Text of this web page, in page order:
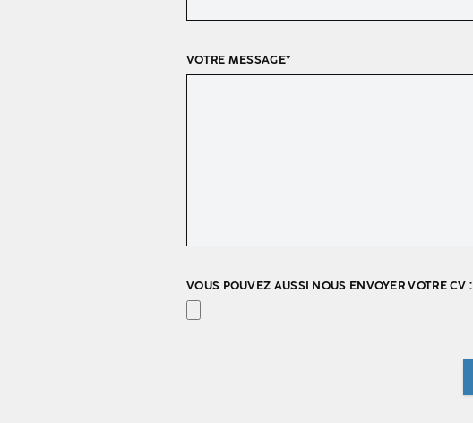
VOTRE MESSAGE*
VOUS POUVEZ AUSSI NOUS ENVOYER VOTRE CV :